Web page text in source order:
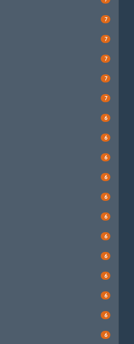
7
7
7
7
7
6
6
6
6
6
6
6
6
6
6
6
6